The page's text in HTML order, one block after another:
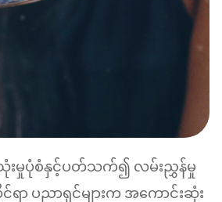
မှုပုံစံနှင့်ပတ်သက်၍ လမ်းညွှန်မှု
ာ ပညာရှင်များက အကောင်းဆုံး